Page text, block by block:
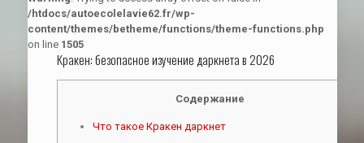
/htdocs/autoecolelavie62.fr/wp-
content/themes/betheme/functions/theme-functions.php
on line 1505
Кракен: безопасное изучение даркнета в 2026
Содержание
Что такое Кракен даркнет